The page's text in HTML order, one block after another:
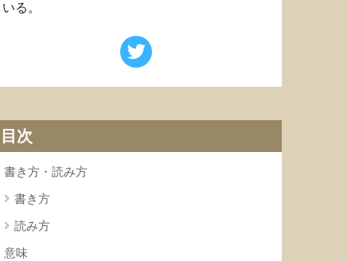
いる。
目次
書き方・読み方
書き方
読み方
意味